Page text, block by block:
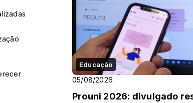
Educação
05/08/2026
Prouni 2026: divulgado